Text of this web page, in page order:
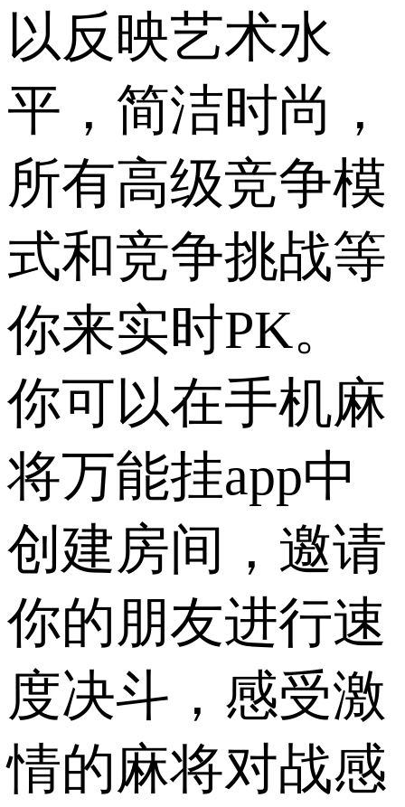
以反映艺术水
平，简洁时尚，
所有高级竞争模
式和竞争挑战等
你来实时PK。
你可以在手机麻
将万能挂app中
创建房间，邀请
你的朋友进行速
度决斗，感受激
情的麻将对战感